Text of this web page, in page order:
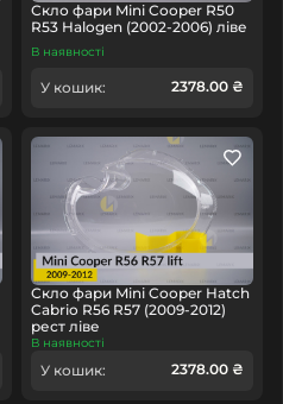
Скло фари Mini Cooper R50
R53 Halogen (2002-2006) ліве
В наявності
У кошик: 2378.00 ₴
Скло фари Mini Cooper Hatch
Cabrio R56 R57 (2009-2012)
рест ліве
В наявності
У кошик: 2378.00 ₴